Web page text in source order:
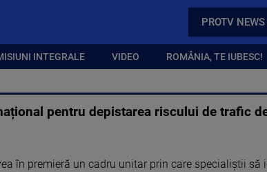
PROTV
INTEGRALE VIDEO ROMÂNIA, TE IUBESC!
pentru depistarea riscului de trafic
în premieră un cadru unitar prin care specialiștii să